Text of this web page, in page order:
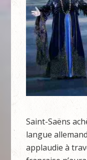
Saint-Saëns
langue
applaudie à